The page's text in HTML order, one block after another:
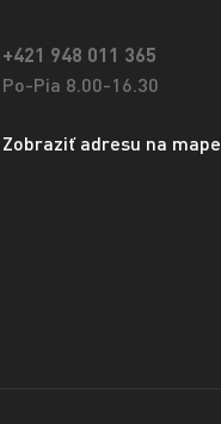
+421 948 011 365
Po-Pia 8.00-16.30
Zobraziť adresu na mape